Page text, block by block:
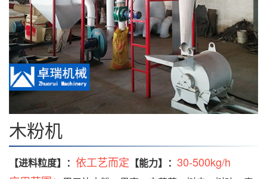
木粉机
【进料粒度】： 依工艺而定 【能力】： 30-500kg/h